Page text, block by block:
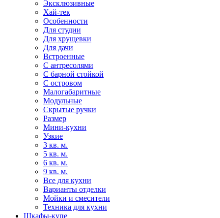
Эксклюзивные
Хай-тек
Особенности
Для студии
Для хрущевки
Для дачи
Встроенные
С антресолями
С барной стойкой
С островом
Малогабаритные
Модульные
Скрытые ручки
Размер
Мини-кухни
Узкие
3 кв. м.
5 кв. м.
6 кв. м.
9 кв. м.
Все для кухни
Варианты отделки
Мойки и смесители
Техника для кухни
Шкафы-купе